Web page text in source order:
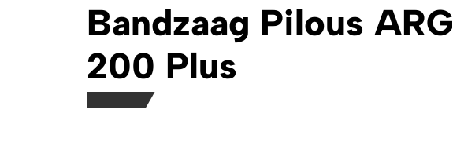
Bandzaag Pilous ARG
200 Plus